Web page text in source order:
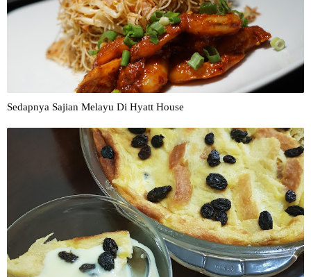
Sedapnya Sajian Melayu Di Hyatt House